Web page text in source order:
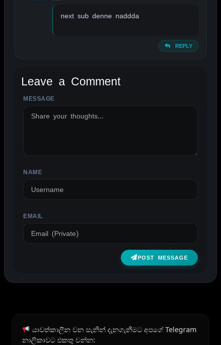
next sub denne naddda
REPLY
Leave a Comment
MESSAGE
NAME
EMAIL
POST MESSAGE
ALTERNATIVE:
යාවත්කාලීන වන සැනින් දැනගැනීමට අපගේ Telegram
නාලිකාවට එකතු වන්න: